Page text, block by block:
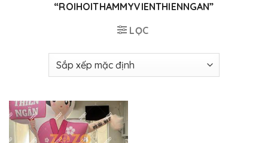
“ROIHOITHAMMYVIENTHIENNGAN”
LỌC